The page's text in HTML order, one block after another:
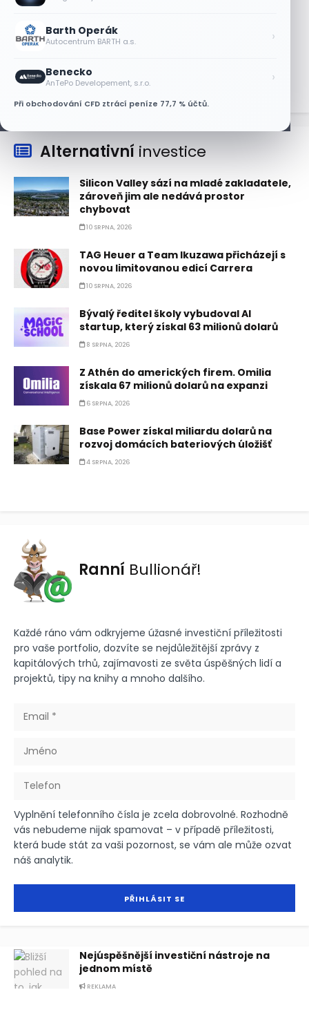
Barth Operák
Autocentrum BARTH a.s. ›
Benecko
AnTePo Developement, s.r.o. ›
Při obchodování CFD ztrácí peníze 77,7 % účtů.
Etsy překonala odhady tržeb, objem
prodejů vzrostl meziročně o 7,5 %
Alternativní investice
Silicon Valley sází na mladé zakladatele,
zároveň jim ale nedává prostor
chybovat
10 SRPNA, 2026
TAG Heuer a Team Ikuzawa přicházejí s
novou limitovanou edicí Carrera
10 SRPNA, 2026
Bývalý ředitel školy vybudoval AI
startup, který získal 63 milionů dolarů
8 SRPNA, 2026
Z Athén do amerických firem. Omilia
získala 67 milionů dolarů na expanzi
6 SRPNA, 2026
Base Power získal miliardu dolarů na
rozvoj domácích bateriových úložišť
4 SRPNA, 2026
Ranní Bullionář!
Každé ráno vám odkryjeme úžasné investiční příležitosti
pro vaše portfolio, dozvíte se nejdůležitější zprávy z
kapitálových trhů, zajímavosti ze světa úspěšných lidí a
projektů, tipy na knihy a mnoho dalšího.
Vyplnění telefonního čísla je zcela dobrovolné. Rozhodně
vás nebudeme nijak spamovat – v případě příležitosti,
která bude stát za vaši pozornost, se vám ale může ozvat
náš analytik.
Nejúspěšnější investiční nástroje na
jednom místě
REKLAMA